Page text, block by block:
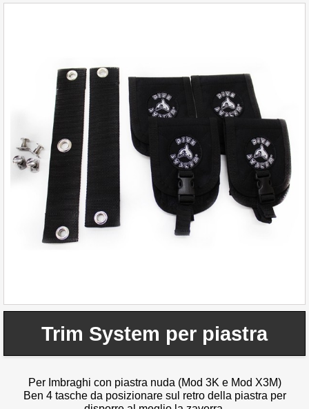
Trim System per piastra
Per Imbraghi con piastra nuda (Mod 3K e Mod X3M)
Ben 4 tasche da posizionare sul retro della piastra per